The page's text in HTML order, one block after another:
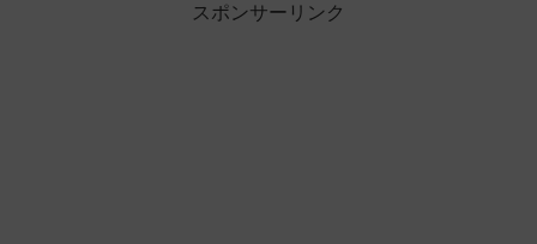
スポンサーリンク